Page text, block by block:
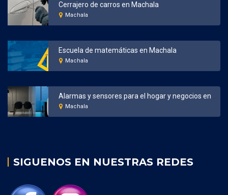
Cerrajero de carros en Machala
Machala
Escuela de matemáticas en Machala
Machala
Machala
SIGUENOS EN NUESTRAS REDES